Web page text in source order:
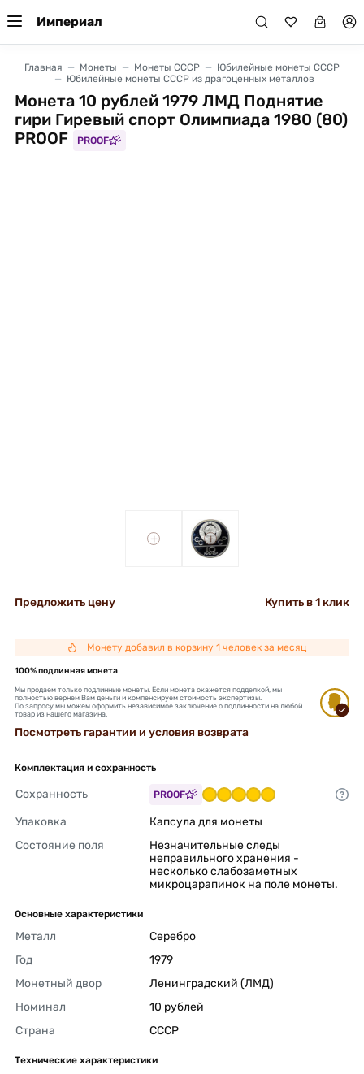
Империал
Главная Монеты Монеты СССР
Юбилейные монеты СССР
Юбилейные монеты СССР из драгоценных металлов
Монета 10 рублей 1979 ЛМД Поднятие
гири Гиревый спорт Олимпиада 1980 (80)
PROOF
PROOF
+ +
Предложить цену Купить в 1 клик
Монету добавил в корзину 1 человек за месяц
100% подлинная монета
Мы продаем только подлинные монеты. Если монета окажется подделкой, мы
полностью вернем Вам деньги и компенсируем стоимость экспертизы.
По запросу мы можем оформить независимое заключение о подлинности на любой
товар из нашего магазина.
Посмотреть гарантии и условия возврата
Комплектация и сохранность
Сохранность PROOF
Упаковка
Капсула для монеты
Состояние поля
Незначительные следы
неправильного хранения -
несколько слабозаметных
микроцарапинок на поле монеты.
Основные характеристики
Металл
Серебро
Год
1979
Монетный двор
Ленинградский (ЛМД)
Номинал
10 рублей
Страна
СССР
Технические характеристики